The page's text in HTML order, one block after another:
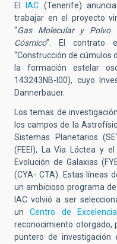
El IAC (Tenerife) anuncia
trabajar en el proyecto
“Gas Molecular y Polvo
Cósmico”. El contrato
“Construcción de cúmulos
la formación estelar
143243NB-I00), cuyo
Dannerbauer.
Los temas de
los campos de la
Sistemas Planetarios
(FEEI), La Vía Láctea y
Evolución de Galaxias
(CYA- CTA). Estas líneas
un ambicioso programa
IAC volvió a ser
unCentro de
reconocimiento otorgado,
puntero de investigación